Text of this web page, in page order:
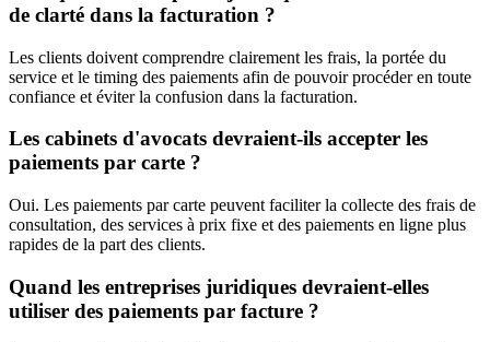
de clarté dans la facturation ?
Les clients doivent comprendre clairement les frais, la portée du
service et le timing des paiements afin de pouvoir procéder en toute
confiance et éviter la confusion dans la facturation.
Les cabinets d'avocats devraient-ils accepter les
paiements par carte ?
Oui. Les paiements par carte peuvent faciliter la collecte des frais de
consultation, des services à prix fixe et des paiements en ligne plus
rapides de la part des clients.
Quand les entreprises juridiques devraient-elles
utiliser des paiements par facture ?